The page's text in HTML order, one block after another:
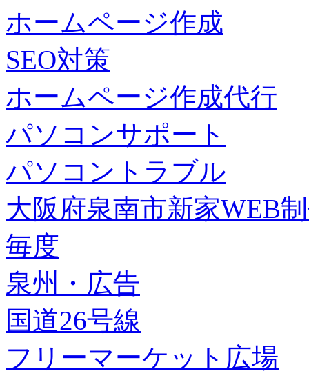
ホームページ作成
SEO対策
ホームページ作成代行
パソコンサポート
パソコントラブル
大阪府泉南市新家WEB
毎度
泉州・広告
国道26号線
フリーマーケット広場